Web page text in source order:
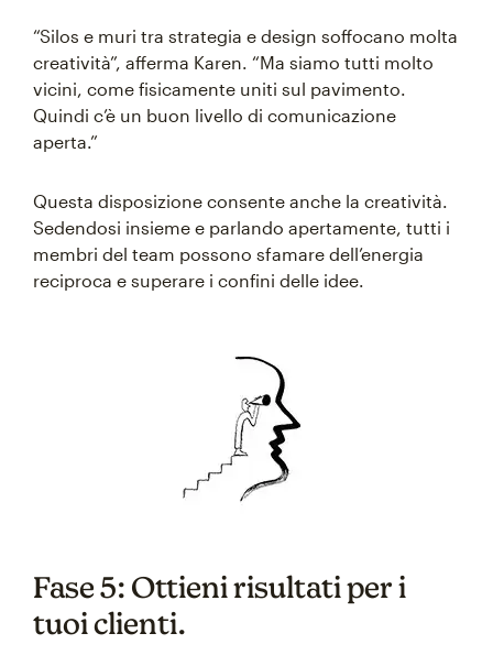
“Silos e muri tra strategia e design soffocano molta
creatività”, afferma Karen. “Ma siamo tutti molto
vicini, come fisicamente uniti sul pavimento.
Quindi c’è un buon livello di comunicazione
aperta.”
Questa disposizione consente anche la creatività.
Sedendosi insieme e parlando apertamente, tutti i
membri del team possono sfamare dell’energia
reciproca e superare i confini delle idee.
Fase 5: Ottieni risultati per i
tuoi clienti.